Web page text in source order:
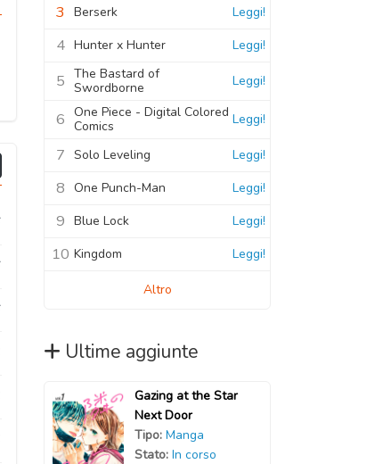
3 Berserk Leggi!
4 Hunter x Hunter Leggi!
5 The Bastard of
Swordborne
Leggi!
6 One Piece - Digital Colored
Comics
Leggi!
7 Solo Leveling Leggi!
8 One Punch-Man Leggi!
9 Blue Lock Leggi!
10 Kingdom Leggi!
Altro
Ultime aggiunte
Gazing at the Star
Next Door
Tipo: Manga
Stato: In corso